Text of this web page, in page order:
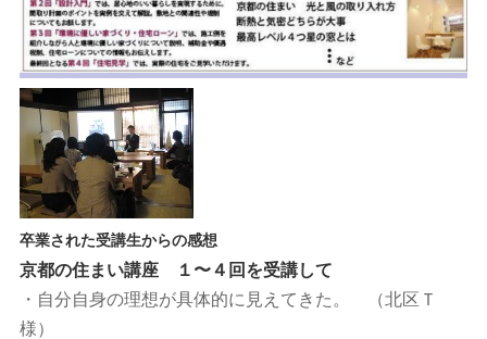
卒業された受講生からの感想
京都の住まい講座 １〜４回を受講して
・自分自身の理想が具体的に見えてきた。 （北区Ｔ
様）